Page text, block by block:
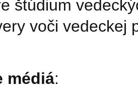
štúdium
voči vedeckej
médiá: